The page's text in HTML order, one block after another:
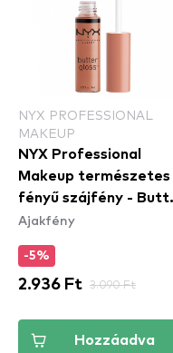
NYX PROFESSIONAL
MAKEUP
NYX Professional
Makeup természetes
fényű szájfény -
Gloss – Madeleine
Ajakfény
-5%
2.936 Ft 3.090 Ft
Hozzáadva